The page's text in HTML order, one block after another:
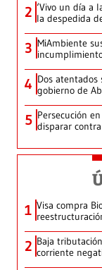
2 ‘Vivo un día a
la despedida
3 MiAmbiente
4 Dos
gobierno de
5 Persecución
disparar
1 Visa compra
2 Baja
corriente